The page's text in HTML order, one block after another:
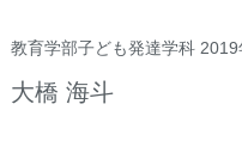
教育学部子ども発達学科
大橋 海斗